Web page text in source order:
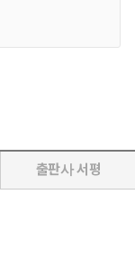
출판사 서평